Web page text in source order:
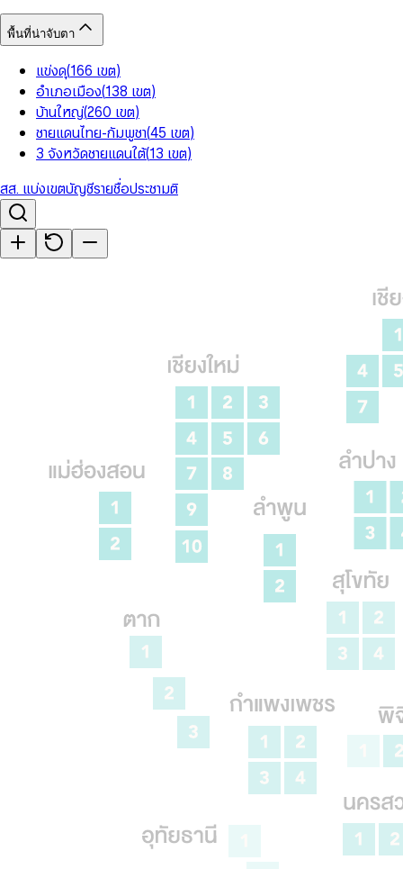
พื้นที่น่าจับตา
แข่งดุ(166 เขต)
อำเภอเมือง(138 เขต)
บ้านใหญ่(260 เขต)
ชายแดนไทย-กัมพูชา(45 เขต)
3 จังหวัดชายแดนใต้(13 เขต)
สส. แบ่งเขตบัญชีรายชื่อประชามติ